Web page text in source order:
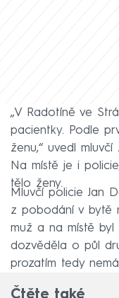
„V Radotíně ve
pacientky. Podle
ženu,“ uvedl
Na místě je i
tělo ženy.
Mluvčí policie Jan
z pobodání v bytě
muž a na místě
dozvěděla o půl
prozatím tedy